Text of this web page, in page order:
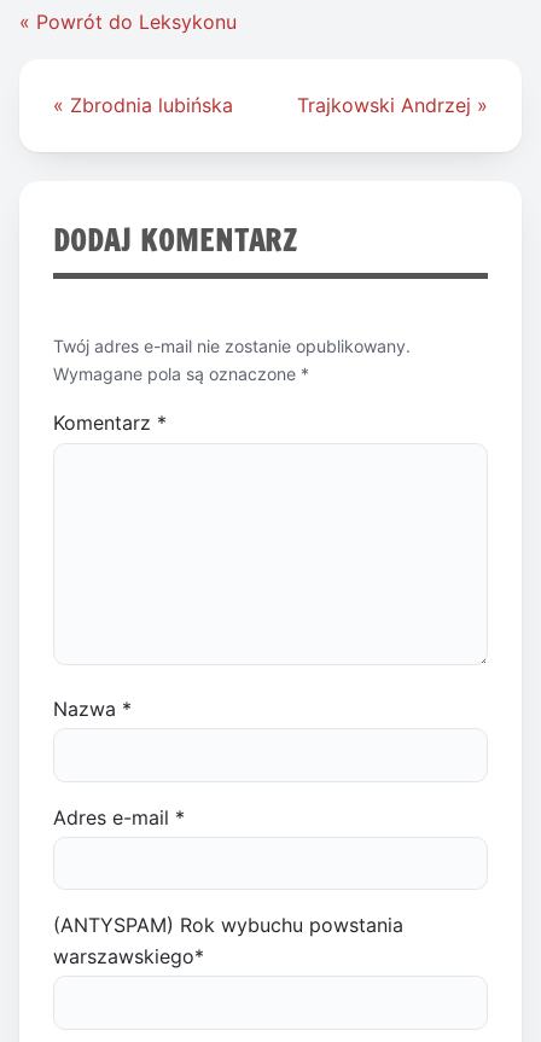
« Powrót do Leksykonu
Nawigacja
« Zbrodnia lubińska Trajkowski Andrzej »
DODAJ KOMENTARZ
Twój adres e-mail nie zostanie opublikowany.
Wymagane pola są oznaczone *
Komentarz *
Nazwa *
Adres e-mail *
(ANTYSPAM) Rok wybuchu powstania
warszawskiego*